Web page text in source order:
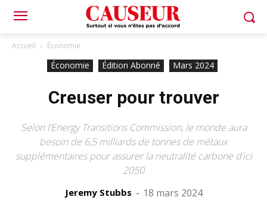
Accueil Économie
Économie Édition Abonné Mars 2024
Creuser pour trouver
Selon l’Energy Transitions Commission, le monde aura
besoin de 6,5 milliards de tonnes de métaux
supplémentaires pour assurer la neutralité carbone d’ici
2050
Jeremy Stubbs - 18 mars 2024